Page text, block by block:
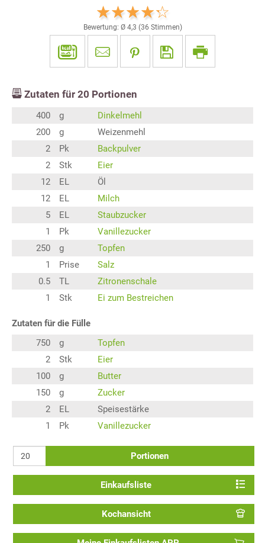
Bewertung: Ø 4,3 (36 Stimmen)
Zutaten für 20 Portionen
400 g
Dinkelmehl
200
g
Weizenmehl
2
Pk
Backpulver
2
Stk
Eier
12
EL
Öl
12
EL
Milch
5
EL
Staubzucker
1
Pk
Vanillezucker
250
g
Topfen
1
Prise
Salz
0.5
TL
Zitronenschale
1
Stk Ei zum Bestreichen
Zutaten für die Fülle
750
g
Topfen
2
Stk
Eier
100
g
Butter
150
g
Zucker
2
EL
Speisestärke
1
Pk Vanillezucker
Portionen
Einkaufsliste
Kochansicht